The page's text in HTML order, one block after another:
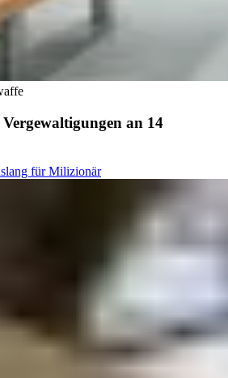
an 14
für Milizionär